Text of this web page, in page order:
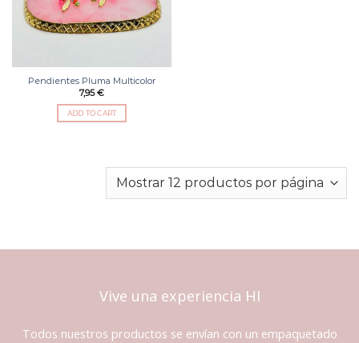
Pendientes Pluma Multicolor
7,95€
ADD TO CART
Vive una experiencia HI
Todos nuestros productos se envían con un empaquetado